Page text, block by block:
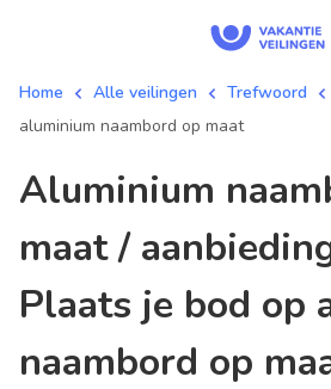
Home Alle veilingen
Trefwoord
aluminium naambord op maat
aluminium naambord op
maat /
Plaats je bod op
naambord op